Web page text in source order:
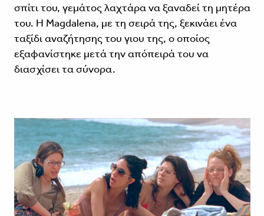
σπίτι του, γεμάτος λαχτάρα να ξαναδεί τη μητέρα
του. Η Magdalena, με τη σειρά της, ξεκινάει ένα
ταξίδι αναζήτησης του γιου της, ο οποίος
εξαφανίστηκε μετά την απόπειρά του να
διασχίσει τα σύνορα.